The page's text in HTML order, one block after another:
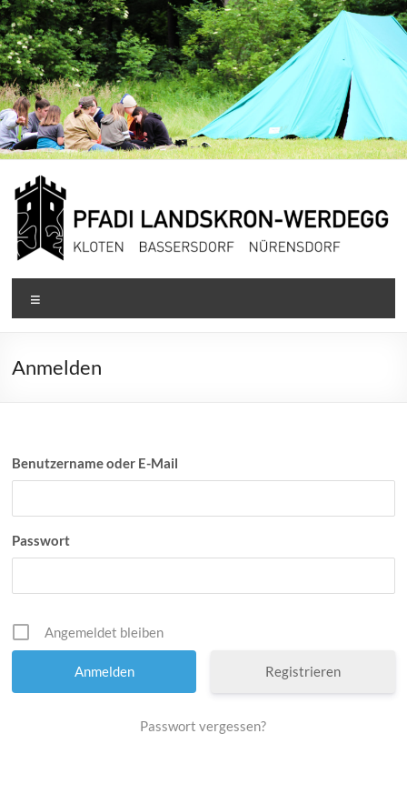
Zum
Inhalt
springen
Pfadi
Landskron-
Werdegg
Anmelden
Benutzername oder E-Mail
Passwort
Angemeldet bleiben
Registrieren
Passwort vergessen?